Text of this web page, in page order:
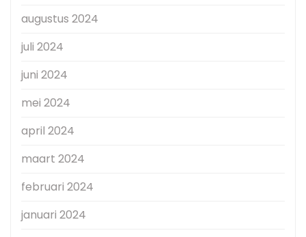
augustus 2024
juli 2024
juni 2024
mei 2024
april 2024
maart 2024
februari 2024
januari 2024